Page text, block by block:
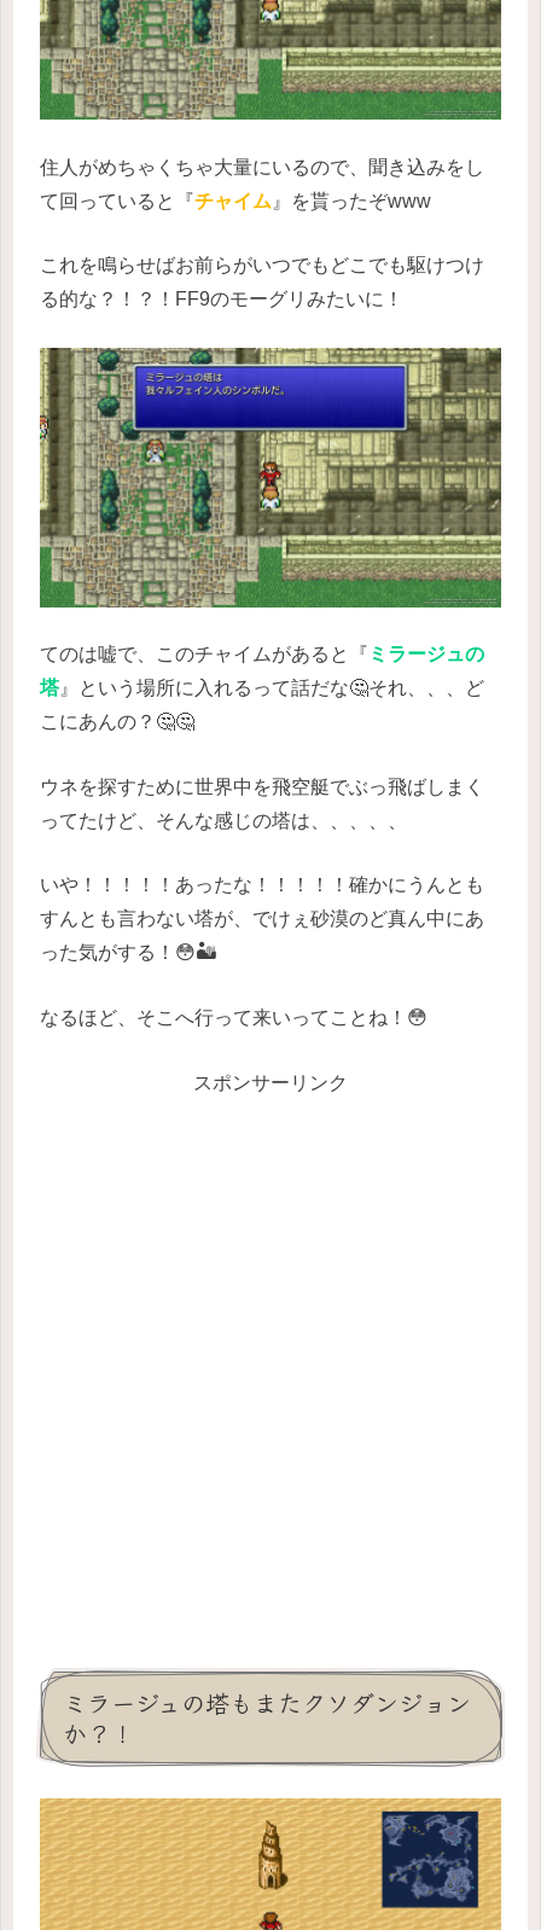
住人がめちゃくちゃ大量にいるので、聞き込みをし
て回っていると『チャイム 』を貰ったぞwww
これを鳴らせばお前らがいつでもどこでも駆けつけ
る的な？！？！FF9のモーグリみたいに！
てのは嘘で、このチャイムがあると『 ミラージュの
塔』という場所に入れるって話だな🤔それ、、、ど
こにあんの？🤔🤔
ウネを探すために世界中を飛空艇でぶっ飛ばしまく
ってたけど、そんな感じの塔は、、、、、
いや！！！！！あったな！！！！！確かにうんとも
すんとも言わない塔が、でけぇ砂漠のど真ん中にあ
った気がする！😳🏜️
なるほど、そこへ行って来いってことね！😳
スポンサーリンク
ミラージュの塔もまたクソダンジョン
か？！